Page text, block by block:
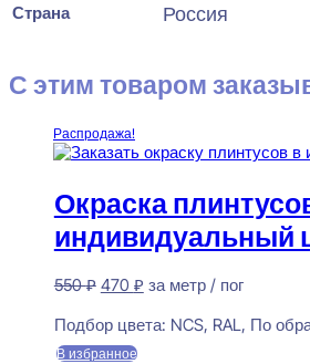
Страна Россия
С этим товаром
Распродажа!
Окраска
индивидуальный
550₽ Первоначальная
составляла
550 ₽.
470 ₽Текущая
470 ₽.
за метр / пог
Подбор цвета: NCS, RAL, По
В избранное